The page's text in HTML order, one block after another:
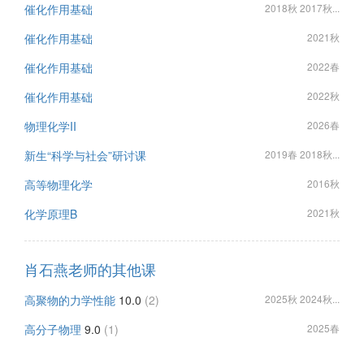
催化作用基础 2018秋 2017秋...
催化作用基础 2021秋
催化作用基础 2022春
催化作用基础 2022秋
物理化学II 2026春
新生“科学与社会”研讨课 2019春 2018秋...
高等物理化学 2016秋
化学原理B 2021秋
肖石燕老师的其他课
高聚物的力学性能 10.0 (2) 2025秋 2024秋...
高分子物理 9.0 (1) 2025春